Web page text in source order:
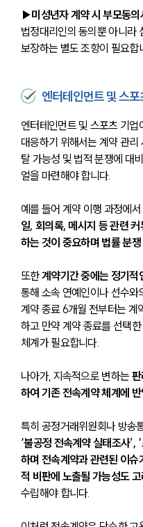
▶미성년자 계약 시 부모동
법정대리인의 동의뿐 아니라
보장하는 별도 조항이 필요합
엔터테인먼트 및 스
엔터테인먼트 및 스포츠 기
대응하기 위해서는 계약 관
탈 가능성 및 법적 분쟁에 대
얼을 마련해야 합니다.
예를 들어 계약 이행 과정에
일, 회의록, 메시지 등 관련
하는 것이 중요하며 법률 분
또한 계약기간 중에는 정기적
통해 소속 연예인이나 선수
계약 종료 6개월 전부터는 계
하고 만약 계약 종료를 선택
체계가 필요합니다.
나아가, 지속적으로 변하는
하여 기존 전속계약 체계에
특히 공정거래위원회나 방송
‘불공정 전속계약 실태조사’,
하며 전속계약과 관련된 이
적 비판에 노출될 가능성도
수립해야 합니다.